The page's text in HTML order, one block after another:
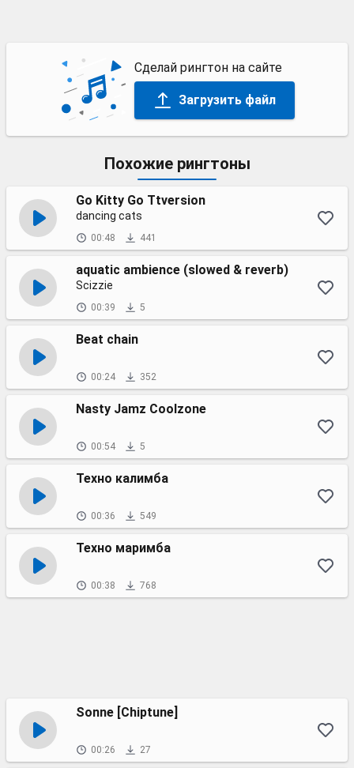
Сделай рингтон на сайте
Загрузить файл
Похожие рингтоны
Go Kitty Go Ttversion
dancing cats
00:48 441
aquatic ambience (slowed & reverb)
Scizzie
00:39 5
Beat chain
00:24 352
Nasty Jamz Coolzone
00:54 5
Техно калимба
00:36 549
Техно маримба
00:38 768
Sonne [Chiptune]
00:26 27